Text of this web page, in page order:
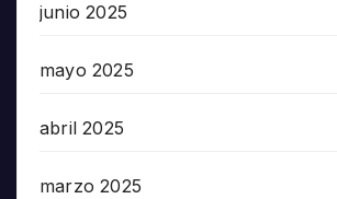
junio 2025
mayo 2025
abril 2025
marzo 2025